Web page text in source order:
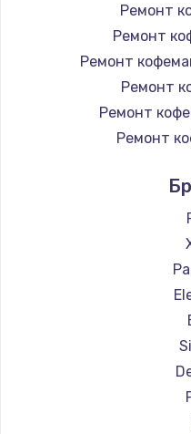
Ремонт
Ремонт
Ремонт
Ремонт
Ремонт
Ремонт
Ремонт
Ремонт
Ремонт
Ремонт
Ремонт
Ремонт
Ремонт
Ремонт
Ремонт
Ремонт